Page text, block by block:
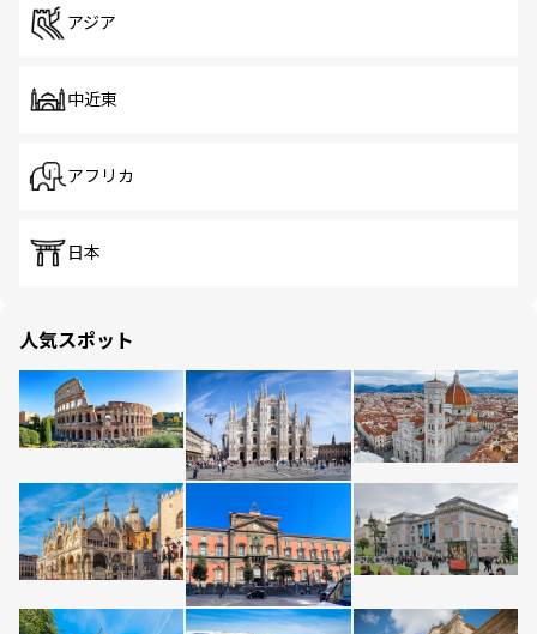
アジア
中近東
アフリカ
日本
人気スポット